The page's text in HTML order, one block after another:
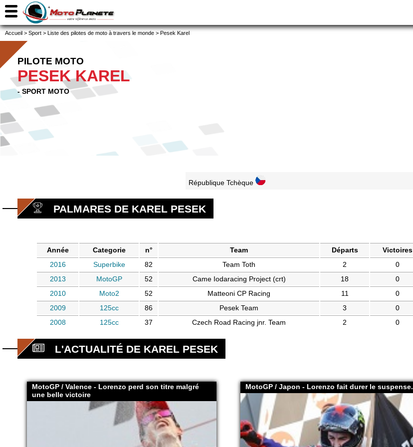
Accueil > Sport > Liste des pilotes de moto à travers le monde > Pesek Karel
PILOTE MOTO
PESEK KAREL
- SPORT MOTO
République Tchèque
PALMARES DE KAREL PESEK
Année Categorie n° Team Départs Victoires
2016
Superbike 82 Team Toth 2 0
2013
MotoGP 52 Came Iodaracing Project (crt) 18 0
2010
Moto2 52 Matteoni CP Racing 11 0
2009
125cc 86 Pesek Team 3 0
2008
125cc 37 Czech Road Racing jnr. Team 2 0
L'ACTUALITÉ DE KAREL PESEK
MotoGP / Valence - Lorenzo perd son titre malgré
une belle victoire
MotoGP / Japon - Lorenzo fait durer le suspense.